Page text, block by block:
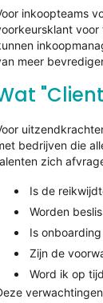
inkoopteams
meer
bedrijven die
zich
Is de
Worden
Is
Zijn de
Word ik op